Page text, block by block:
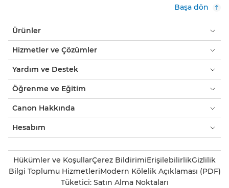
Başa dön
Ürünler
Hizmetler ve Çözümler
Yardım ve Destek
Öğrenme ve Eğitim
Canon Hakkında
Hesabım
Hükümler ve KoşullarÇerez BildirimiErişilebilirlikGizlilik
Bilgi Toplumu HizmetleriModern Kölelik Açıklaması (PDF)
Tüketici: Satın Alma Noktaları